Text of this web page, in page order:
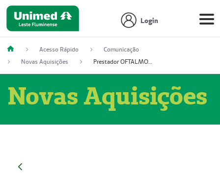
Login
Acesso Rápido
Comunicação
Novas Aquisições
Prestador OFTALMOCLÍNICA SÃO GONÇALO (55004164-2)
Novas Aquisições